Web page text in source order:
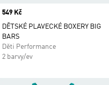
Price
549 Kč
DĚTSKÉ PLAVECKÉ BOXERY BIG
BARS
Děti Performance
2 barvy/ev